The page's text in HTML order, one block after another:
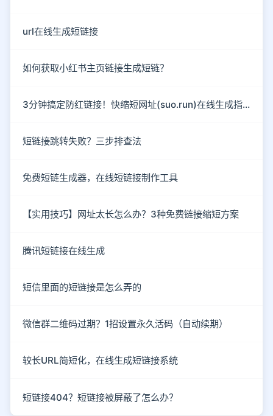
url在线生成短链接
如何获取小红书主页链接生成短链？
3分钟搞定防红链接！快缩短网址(suo.run)在线生成指南
短链接跳转失败？三步排查法
免费短链生成器，在线短链接制作工具
【实用技巧】网址太长怎么办？3种免费链接缩短方案
腾讯短链接在线生成
短信里面的短链接是怎么弄的
微信群二维码过期？1招设置永久活码（自动续期）
较长URL简短化，在线生成短链接系统
短链接404？短链接被屏蔽了怎么办？